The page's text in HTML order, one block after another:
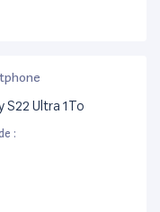
S22 Ultra 1To
: